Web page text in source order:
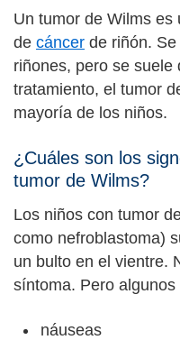
Un tumor de Wilms es
de cáncer de riñón.
riñones, pero se suele
tratamiento, el tumor
mayoría de los niños.
¿Cuáles son los
tumor de Wilms?
Los niños con tumor
como nefroblastoma)
un bulto en el vientre.
síntoma. Pero
náuseas